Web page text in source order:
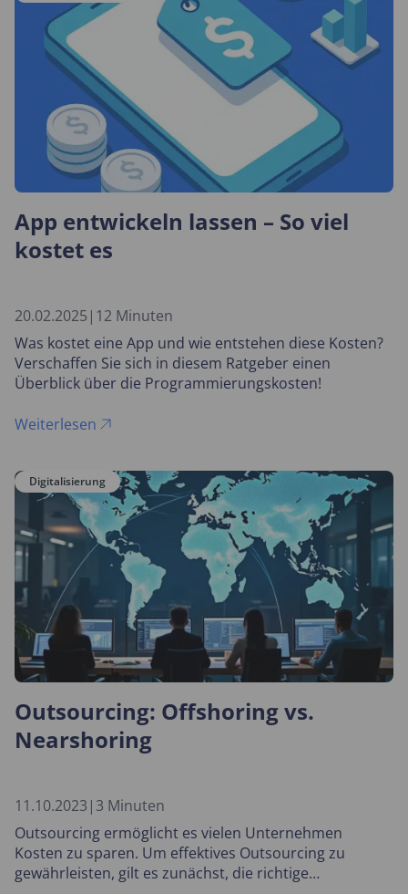
App entwickeln lassen – So viel
kostet es
20.02.2025 | 12 Minuten
Was kostet eine App und wie entstehen diese Kosten?
Verschaffen Sie sich in diesem Ratgeber einen
Überblick über die Programmierungskosten!
Weiterlesen
Digitalisierung
Outsourcing: Offshoring vs.
Nearshoring
11.10.2023 | 3 Minuten
Outsourcing ermöglicht es vielen Unternehmen
Kosten zu sparen. Um effektives Outsourcing zu
gewährleisten, gilt es zunächst, die richtige